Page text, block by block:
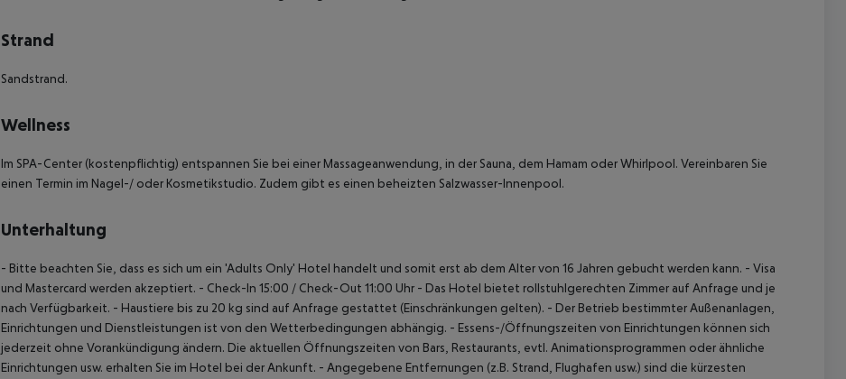
Strand
Sandstrand.
Wellness
Im SPA-Center (kostenpflichtig) entspannen Sie bei einer Massageanwendung, in der Sauna, dem Hamam oder Whirlpool. Vereinbaren Sie
einen Termin im Nagel-/ oder Kosmetikstudio. Zudem gibt es einen beheizten Salzwasser-Innenpool.
Unterhaltung
- Bitte beachten Sie, dass es sich um ein 'Adults Only' Hotel handelt und somit erst ab dem Alter von 16 Jahren gebucht werden kann. - Visa
und Mastercard werden akzeptiert. - Check-In 15:00 / Check-Out 11:00 Uhr - Das Hotel bietet rollstuhlgerechten Zimmer auf Anfrage und je
nach Verfügbarkeit. - Haustiere bis zu 20 kg sind auf Anfrage gestattet (Einschränkungen gelten). - Der Betrieb bestimmter Außenanlagen,
Einrichtungen und Dienstleistungen ist von den Wetterbedingungen abhängig. - Essens-/Öffnungszeiten von Einrichtungen können sich
jederzeit ohne Vorankündigung ändern. Die aktuellen Öffnungszeiten von Bars, Restaurants, evtl. Animationsprogrammen oder ähnliche
Einrichtungen usw. erhalten Sie im Hotel bei der Ankunft. - Angegebene Entfernungen (z.B. Strand, Flughafen usw.) sind die kürzesten